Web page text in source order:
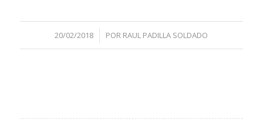
20/02/2018
/ POR RAUL PADILLA SOLDADO